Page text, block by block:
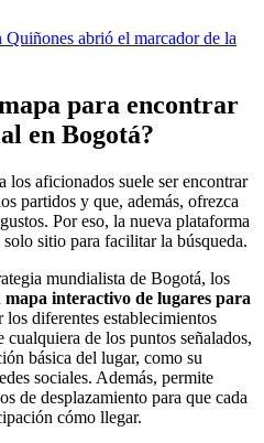
Quiñones abrió el marcador de la
para encontrar
en Bogotá?
los aficionados suele ser encontrar
partidos y que, además, ofrezca
Por eso, la nueva plataforma
sitio para facilitar la búsqueda.
mundialista de Bogotá, los
mapa interactivo de lugares para
los diferentes establecimientos
de los puntos señalados,
básica del lugar, como su
sociales. Además, permite
de desplazamiento para que cada
cómo llegar.